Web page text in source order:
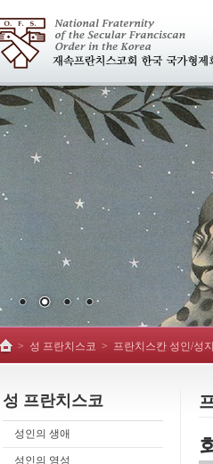
> 성 프란치스코 > 프란치스칸 성인/성지
성 프란치스코
성인의 생애
성인의 영성